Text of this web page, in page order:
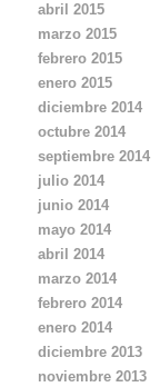
abril 2015
marzo 2015
febrero 2015
enero 2015
diciembre 2014
octubre 2014
septiembre 2014
julio 2014
junio 2014
mayo 2014
abril 2014
marzo 2014
febrero 2014
enero 2014
diciembre 2013
noviembre 2013